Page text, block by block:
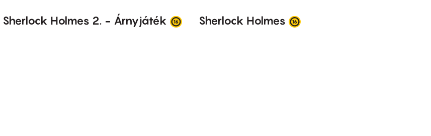
Sherlock Holmes 2. - Árnyjáték Sherlock Holmes